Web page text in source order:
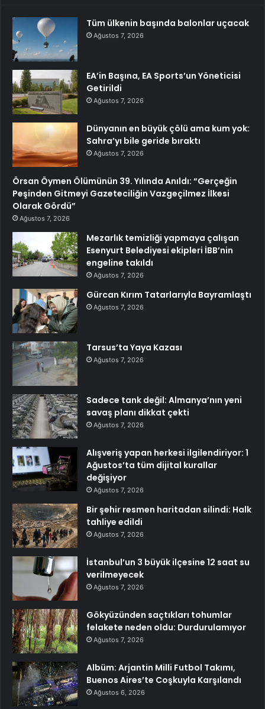
Tüm ülkenin başında balonlar uçacak
Ağustos 7, 2026
EA’in Başına, EA Sports’un Yöneticisi
Getirildi
Ağustos 7, 2026
Dünyanın en büyük çölü ama kum yok:
Sahra’yı bile geride bıraktı
Ağustos 7, 2026
Örsan Öymen Ölümünün 39. Yılında Anıldı: “Gerçeğin
Peşinden Gitmeyi Gazeteciliğin Vazgeçilmez İlkesi
Olarak Gördü”
Ağustos 7, 2026
Mezarlık temizliği yapmaya çalışan
Esenyurt Belediyesi ekipleri İBB’nin
engeline takıldı
Ağustos 7, 2026
Gürcan Kırım Tatarlarıyla Bayramlaştı
Ağustos 7, 2026
Tarsus’ta Yaya Kazası
Ağustos 7, 2026
Sadece tank değil: Almanya’nın yeni
savaş planı dikkat çekti
Ağustos 7, 2026
Alışveriş yapan herkesi ilgilendiriyor: 1
Ağustos’ta tüm dijital kurallar
değişiyor
Ağustos 7, 2026
Bir şehir resmen haritadan silindi: Halk
tahliye edildi
Ağustos 7, 2026
İstanbul’un 3 büyük ilçesine 12 saat su
verilmeyecek
Ağustos 7, 2026
Gökyüzünden saçtıkları tohumlar
felakete neden oldu: Durdurulamıyor
Ağustos 7, 2026
Albüm: Arjantin Milli Futbol Takımı,
Buenos Aires’te Coşkuyla Karşılandı
Ağustos 6, 2026